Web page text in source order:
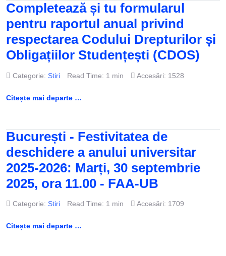
Completează și tu formularul
pentru raportul anual privind
respectarea Codului Drepturilor și
Obligațiilor Studențești (CDOS)
Categorie: Stiri Read Time: 1 min Accesări: 1528
Citește mai departe …
București - Festivitatea de
deschidere a anului universitar
2025-2026: Marți, 30 septembrie
2025, ora 11.00 - FAA-UB
Categorie: Stiri Read Time: 1 min Accesări: 1709
Citește mai departe …